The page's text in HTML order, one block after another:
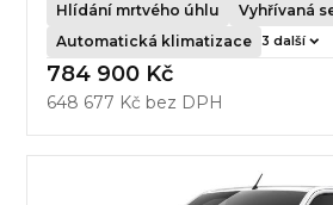
Hlídání mrtvého úhlu
Vyhřívaná
Automatická klimatizace
3 další
784 900 Kč
648 677 Kč bez DPH